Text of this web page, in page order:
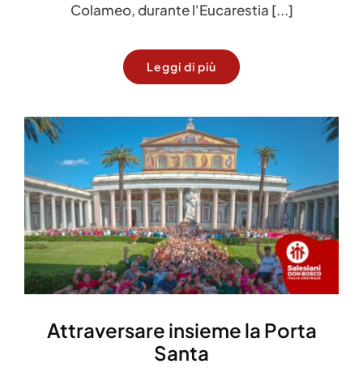
Colameo, durante l'Eucarestia [...]
Leggi di più
Attraversare insieme la Porta
Santa